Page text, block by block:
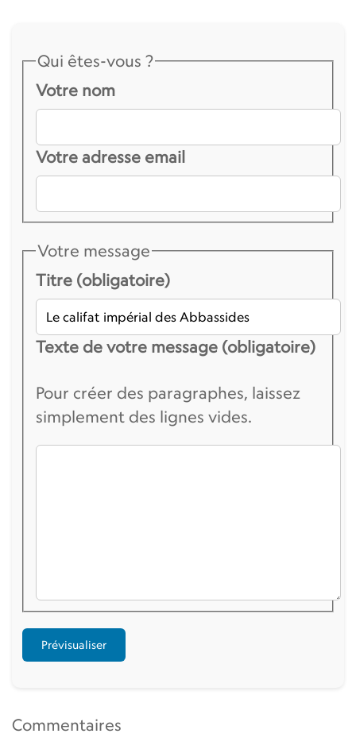
Qui êtes-vous ?
Votre nom
Votre adresse email
Votre message
Titre (obligatoire)
Texte de votre message (obligatoire)
Pour créer des paragraphes, laissez
simplement des lignes vides.
Commentaires